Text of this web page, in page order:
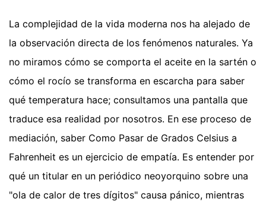
La complejidad de la vida moderna nos ha alejado de
la observación directa de los fenómenos naturales. Ya
no miramos cómo se comporta el aceite en la sartén o
cómo el rocío se transforma en escarcha para saber
qué temperatura hace; consultamos una pantalla que
traduce esa realidad por nosotros. En ese proceso de
mediación, saber Como Pasar de Grados Celsius a
Fahrenheit es un ejercicio de empatía. Es entender por
qué un titular en un periódico neoyorquino sobre una
"ola de calor de tres dígitos" causa pánico, mientras